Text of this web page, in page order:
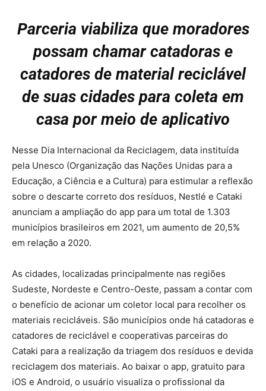
Parceria viabiliza que moradores
possam chamar catadoras e
catadores de material reciclável
de suas cidades para coleta em
casa por meio de aplicativo
Nesse Dia Internacional da Reciclagem, data instituída
pela Unesco (Organização das Nações Unidas para a
Educação, a Ciência e a Cultura) para estimular a reflexão
sobre o descarte correto dos resíduos, Nestlé e Cataki
anunciam a ampliação do app para um total de 1.303
municípios brasileiros em 2021, um aumento de 20,5%
em relação a 2020.
As cidades, localizadas principalmente nas regiões
Sudeste, Nordeste e Centro-Oeste, passam a contar com
o benefício de acionar um coletor local para recolher os
materiais recicláveis. São municípios onde há catadoras e
catadores de reciclável e cooperativas parceiras do
Cataki para a realização da triagem dos resíduos e devida
reciclagem dos materiais. Ao baixar o app, gratuito para
iOS e Android, o usuário visualiza o profissional da